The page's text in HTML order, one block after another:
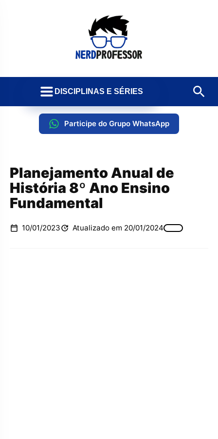
DISCIPLINAS E SÉRIES
Participe do Grupo WhatsApp
Planejamento Anual de
História 8º Ano Ensino
Fundamental
10/01/2023 Atualizado em 20/01/2024